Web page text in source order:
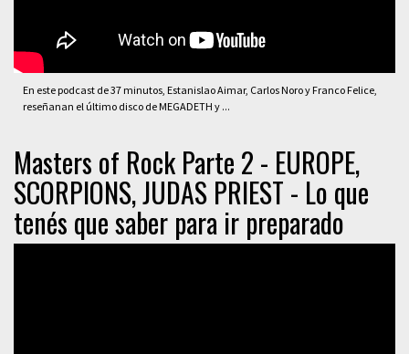
En este podcast de 37 minutos, Estanislao Aimar, Carlos Noro y Franco Felice,
reseñanan el último disco de MEGADETH y ...
Masters of Rock Parte 2 - EUROPE,
SCORPIONS, JUDAS PRIEST - Lo que
tenés que saber para ir preparado